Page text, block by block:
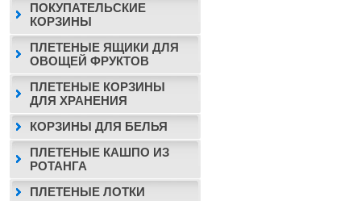
ПОКУПАТЕЛЬСКИЕ
КОРЗИНЫ
ПЛЕТЕНЫЕ ЯЩИКИ ДЛЯ
ОВОЩЕЙ ФРУКТОВ
ПЛЕТЕНЫЕ КОРЗИНЫ
ДЛЯ ХРАНЕНИЯ
КОРЗИНЫ ДЛЯ БЕЛЬЯ
ПЛЕТЕНЫЕ КАШПО ИЗ
РОТАНГА
ПЛЕТЕНЫЕ ЛОТКИ